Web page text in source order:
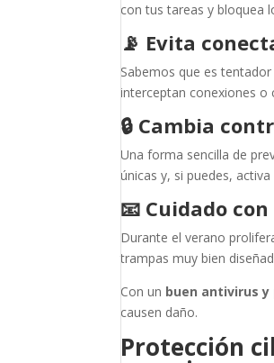
con tus tareas y bloquea
📡 Evita
Sabemos que es
interceptan conexiones
🔒 Cambia
Una forma sencilla de
únicas y, si puedes,
📧 Cuidado
Durante el verano
trampas muy bien
Con un buen antivirus
causen daño.
Protección